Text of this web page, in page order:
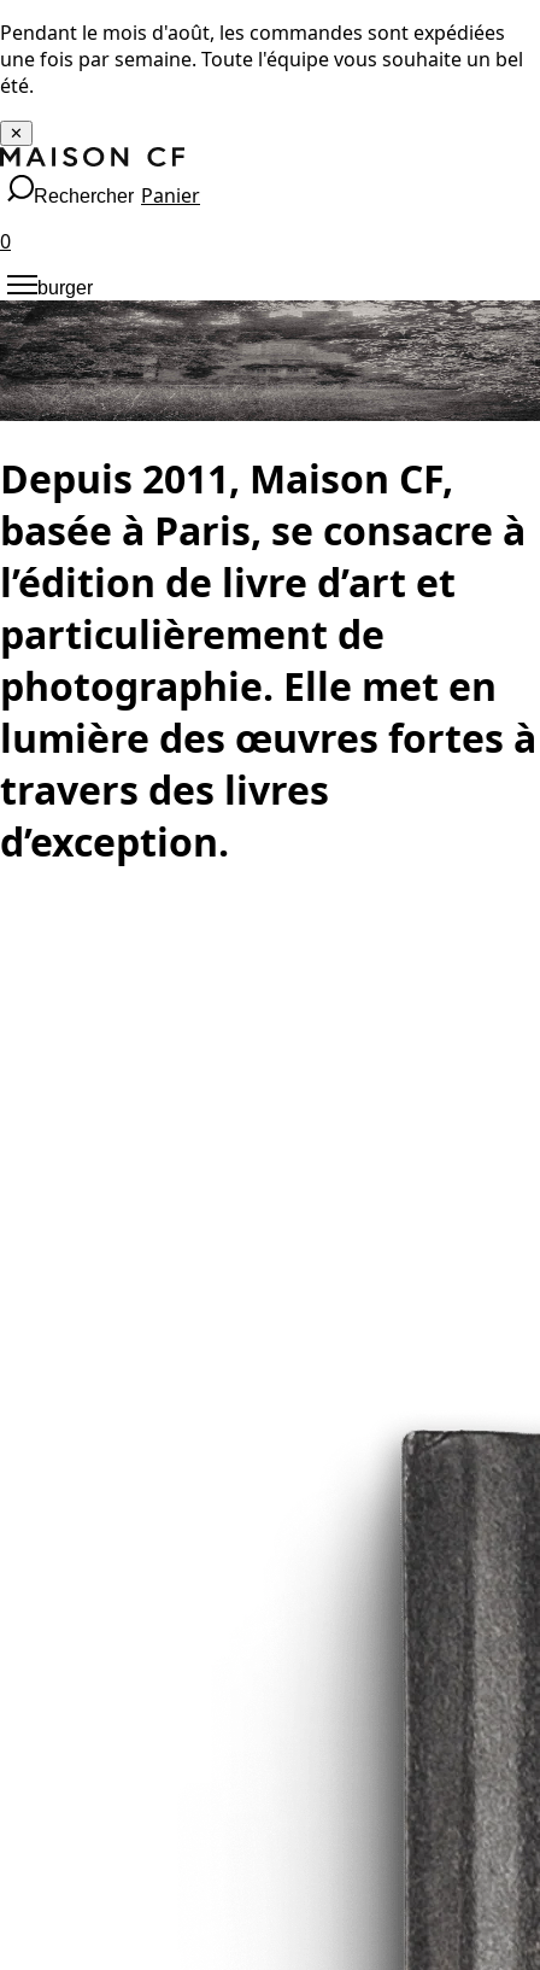
Pendant le mois d'août, les commandes sont expédiées
une fois par semaine. Toute l'équipe vous souhaite un bel
été.
✕
Rechercher Panier
0
burger
Depuis 2011, Maison CF,
basée à Paris, se consacre à
l’édition de livre d’art et
particulièrement de
photographie. Elle met en
lumière des œuvres fortes à
travers des livres
d’exception.